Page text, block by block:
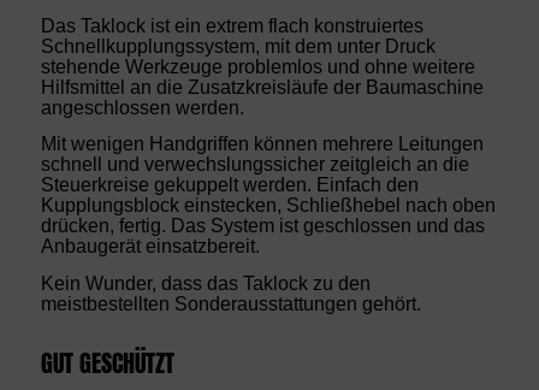
Das Taklock ist ein extrem flach konstruiertes
Schnellkupplungssystem, mit dem unter Druck
stehende Werkzeuge problemlos und ohne weitere
Hilfsmittel an die Zusatzkreisläufe der Baumaschine
angeschlossen werden.
Mit wenigen Handgriffen können mehrere Leitungen
schnell und verwechslungssicher zeitgleich an die
Steuerkreise gekuppelt werden. Einfach den
Kupplungsblock einstecken, Schließhebel nach oben
drücken, fertig. Das System ist geschlossen und das
Anbaugerät einsatzbereit.
Kein Wunder, dass das Taklock zu den
meistbestellten Sonderausstattungen gehört.
GUT GESCHÜTZT